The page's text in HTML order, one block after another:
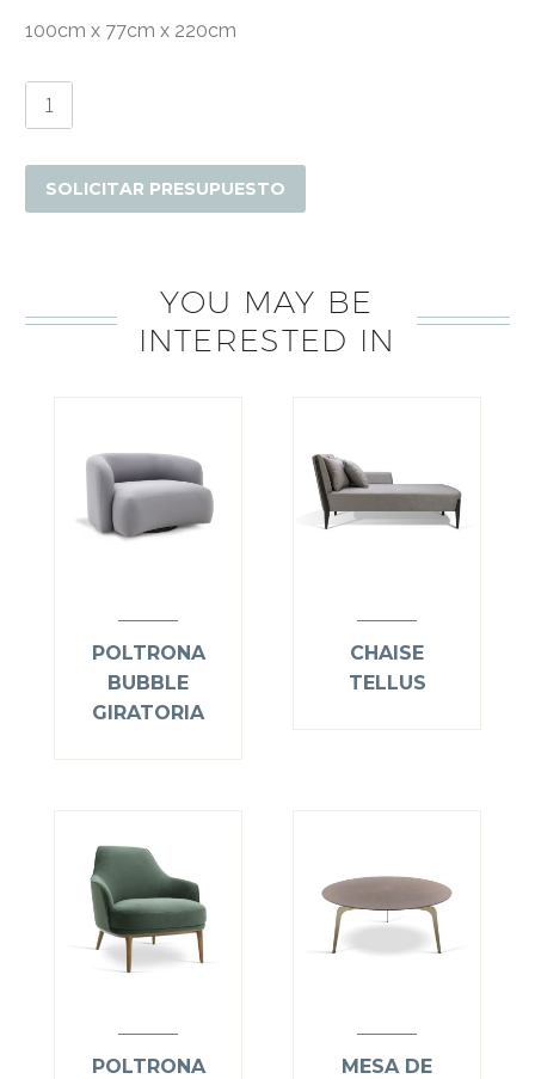
100cm x 77cm x 220cm
Sofa
Nuage
SOLICITAR PRESUPUESTO
YOU MAY BE
INTERESTED IN
POLTRONA
BUBBLE
GIRATORIA
CHAISE
TELLUS
POLTRONA
MESA DE